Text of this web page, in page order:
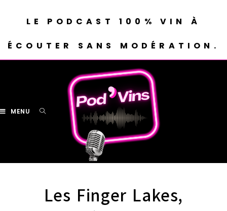
LE PODCAST 100% VIN À
ÉCOUTER SANS MODÉRATION.
MENU
Les Finger Lakes,